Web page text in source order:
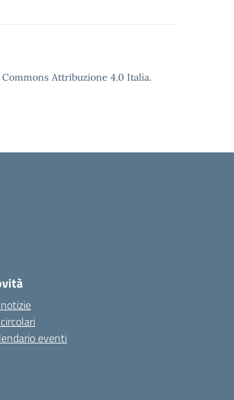
Attribuzione 4.0 Italia.
eventi